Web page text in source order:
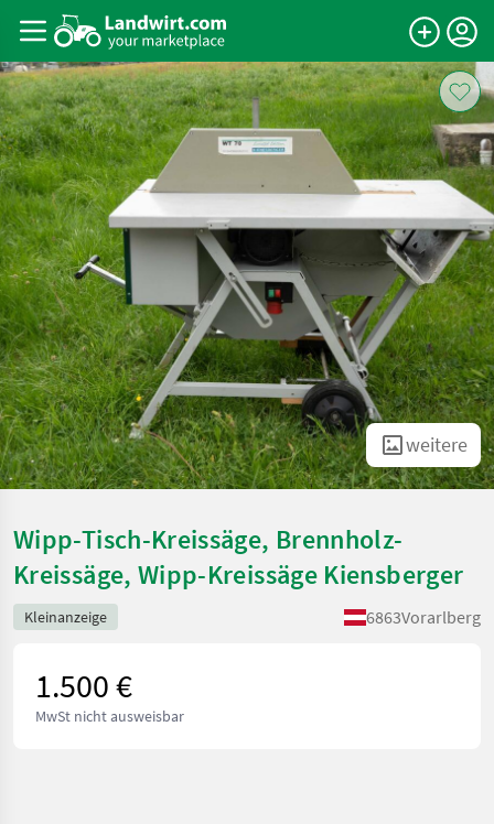
weitere
Wipp-Tisch-Kreissäge, Brennholz-
Kreissäge, Wipp-Kreissäge Kiensberger
Kleinanzeige 6863Vorarlberg
1.500 €
MwSt nicht ausweisbar